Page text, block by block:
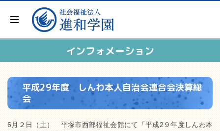
インフォメーション
平成29年度 しんわ本人自治会連合会決算総
会
6月２日（土） 平塚市西部福祉会館にて「平成2９年度しんわ本